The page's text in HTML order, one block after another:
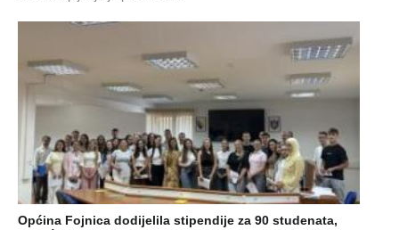
Općina Fojnica dodijelila stipendije za 90 studenata,